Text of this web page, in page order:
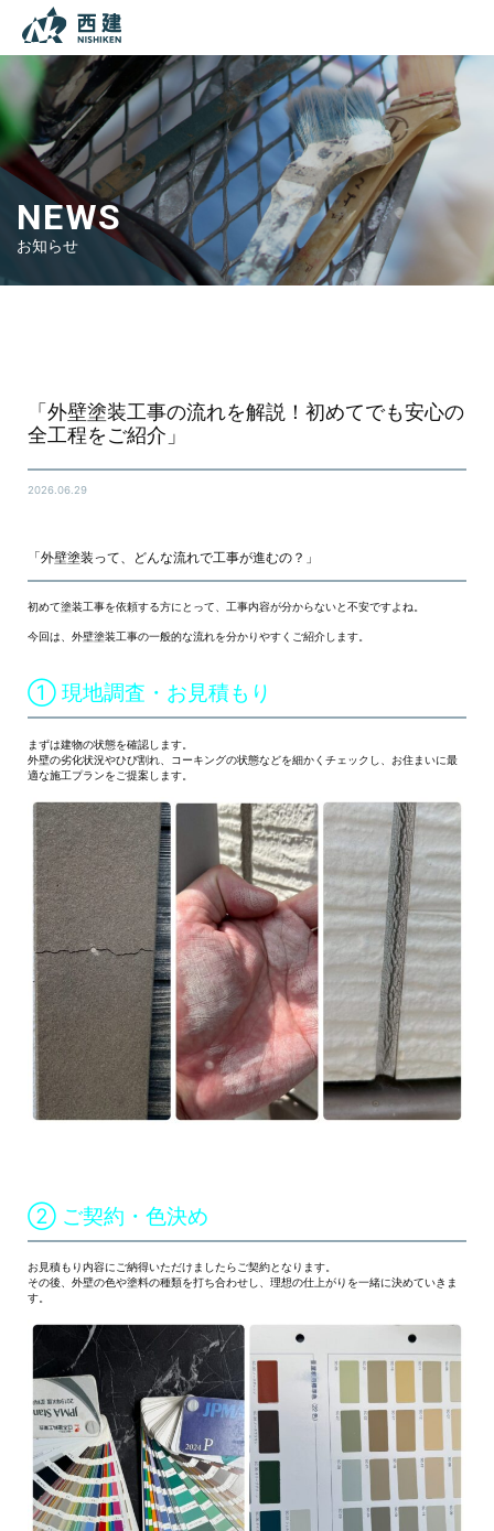
本文までスキップする
NEWS
お知らせ
「外壁塗装工事の流れを解説！初めてでも安心の
全工程をご紹介」
2026.06.29
「外壁塗装って、どんな流れで工事が進むの？」
初めて塗装工事を依頼する方にとって、工事内容が分からないと不安ですよね。
今回は、外壁塗装工事の一般的な流れを分かりやすくご紹介します。
① 現地調査・お見積もり
まずは建物の状態を確認します。
外壁の劣化状況やひび割れ、コーキングの状態などを細かくチェックし、お住まいに最
適な施工プランをご提案します。
② ご契約・色決め
お見積もり内容にご納得いただけましたらご契約となります。
その後、外壁の色や塗料の種類を打ち合わせし、理想の仕上がりを一緒に決めていきま
す。